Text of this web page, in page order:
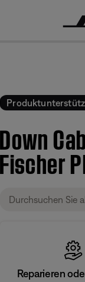
Down
Fischer
Reparieren